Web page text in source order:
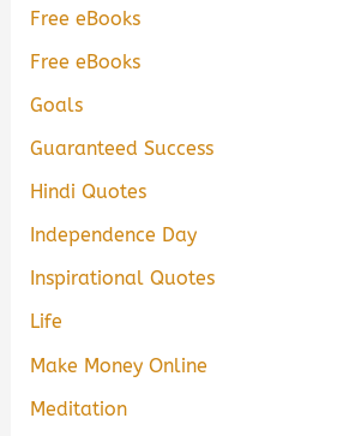
Free eBooks
Free eBooks
Goals
Guaranteed Success
Hindi Quotes
Independence Day
Inspirational Quotes
Life
Make Money Online
Meditation